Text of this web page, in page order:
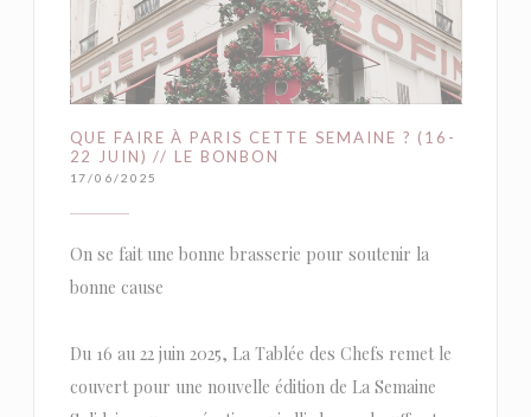
QUE FAIRE À PARIS CETTE SEMAINE ? (16-
22 JUIN) // LE BONBON
17/06/2025
On se fait une bonne brasserie pour soutenir la
bonne cause
Du 16 au 22 juin 2025, La Tablée des Chefs remet le
couvert pour une nouvelle édition de La Semaine